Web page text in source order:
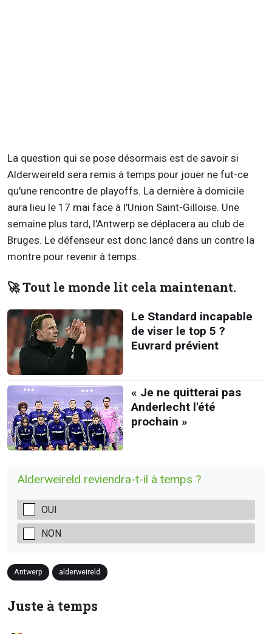
La question qui se pose désormais est de savoir si
Alderweireld sera remis à temps pour jouer ne fut-ce
qu'une rencontre de playoffs. La dernière à domicile
aura lieu le 17 mai face à l'Union Saint-Gilloise. Une
semaine plus tard, l'Antwerp se déplacera au club de
Bruges. Le défenseur est donc lancé dans un contre la
montre pour revenir à temps.
🚀 Tout le monde lit cela maintenant.
Le Standard incapable
de viser le top 5 ?
Euvrard prévient
« Je ne quitterai pas
Anderlecht l'été
prochain »
Alderweireld reviendra-t-il à temps ?
OUI
NON
Antwerp alderweireld
Juste à temps